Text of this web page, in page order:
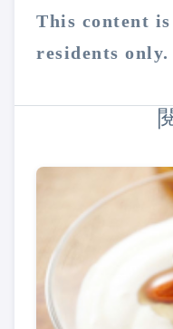
This content
residents only.